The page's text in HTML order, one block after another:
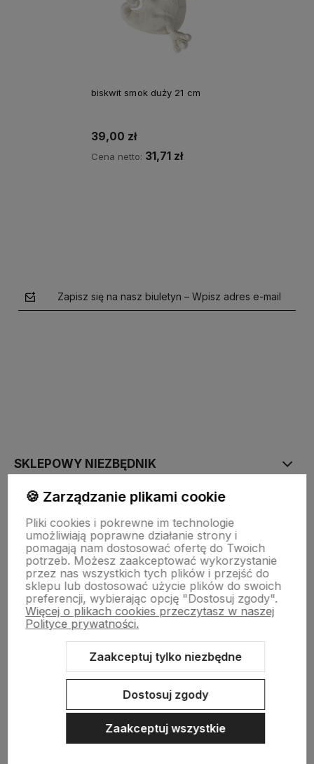
biskwit smok duży 21 cm
39,00 zł
Cena netto: 31,71 zł
Zapisz się na nasz biuletyn – Wpisz adres e-mail
SKLEPOWY NIEZBĘDNIK
KONTAKT
Sklep internetowy Shoper.pl Szablon Shoper Modern 3.0™
🍪 Zarządzanie plikami cookie
Pliki cookies i pokrewne im technologie
umożliwiają poprawne działanie strony i
pomagają nam dostosować ofertę do Twoich
potrzeb. Możesz zaakceptować wykorzystanie
przez nas wszystkich tych plików i przejść do
sklepu lub dostosować użycie plików do swoich
preferencji, wybierając opcję "Dostosuj zgody".
Więcej o plikach cookies przeczytasz w naszej
Polityce prywatności.
Zaakceptuj tylko niezbędne
Dostosuj zgody
Zaakceptuj wszystkie